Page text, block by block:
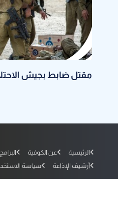
مقتل ضابط بجيش
الرئيسية عن الكوفية البرامج
أرشيف الإذاعة
سياسة